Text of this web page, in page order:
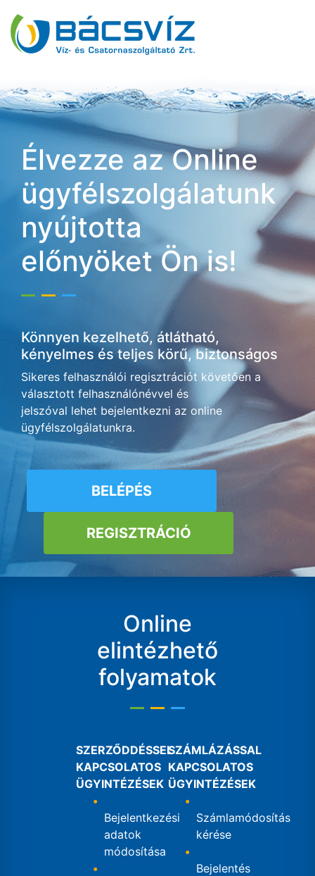
Élvezze az Online
ügyfélszolgálatunk
nyújtotta
előnyöket Ön is!
Könnyen kezelhető, átlátható,
kényelmes és teljes körű, biztonságos
Sikeres felhasználói regisztrációt követően a
választott felhasználónévvel és
jelszóval lehet bejelentkezni az online
ügyfélszolgálatunkra.
BELÉPÉS
REGISZTRÁCIÓ
Online
elintézhető
folyamatok
SZERZŐDDÉSSEL
KAPCSOLATOS
ÜGYINTÉZÉSEK
Bejelentkezési
adatok
módosítása
SZÁMLÁZÁSSAL
KAPCSOLATOS
ÜGYINTÉZÉSEK
Számlamódosítás
kérése
Bejelentés